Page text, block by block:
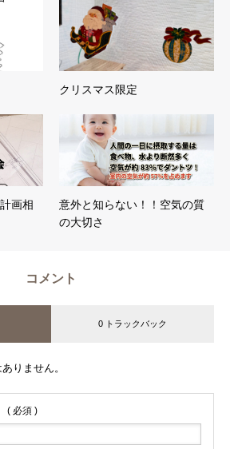
クリスマス限定
画相
意外と知らない！！空気の質
の大切さ
コメント
0 トラックバック
りません。
( 必須 )